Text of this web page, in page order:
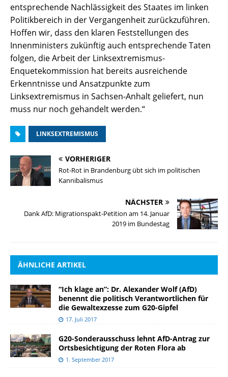
entsprechende Nachlässigkeit des Staates im linken
Politikbereich in der Vergangenheit zurückzuführen.
Hoffen wir, dass den klaren Feststellungen des
Innenministers zukünftig auch entsprechende Taten
folgen, die Arbeit der Linksextremismus-
Enquetekommission hat bereits ausreichende
Erkenntnisse und Ansatzpunkte zum
Linksextremismus in Sachsen-Anhalt geliefert, nun
muss nur noch gehandelt werden.“
LINKSEXTREMISMUS
VORHERIGER
Rot-Rot in Brandenburg übt sich im politischen
Kannibalismus
NÄCHSTER
Dank AfD: Migrationspakt-Petition am 14. Januar
2019 im Bundestag
ÄHNLICHE ARTIKEL
“Ich klage an”: Dr. Alexander Wolf (AfD)
benennt die politisch Verantwortlichen für
die Gewaltexzesse zum G20-Gipfel
17. Juli 2017
G20-Sonderausschuss lehnt AfD-Antrag zur
Ortsbesichtigung der Roten Flora ab
1. September 2017